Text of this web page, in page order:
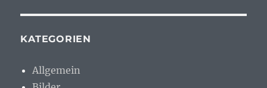
KATEGORIEN
Allgemein